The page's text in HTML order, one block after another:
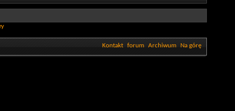
Kontakt forum Archiwum Na górę